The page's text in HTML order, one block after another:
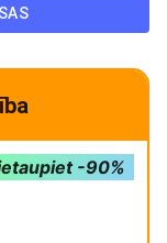
-90%